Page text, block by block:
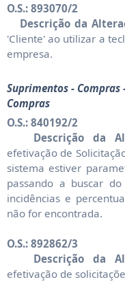
O.S.: 893070/2
Descrição da
'Cliente' ao utilizar a
empresa.
Suprimentos -
Compras
O.S.: 840192/2
Descrição da
efetivação de
sistema estiver
passando a buscar
incidências e
não for encontrada.
O.S.: 892862/3
Descrição da
efetivação de